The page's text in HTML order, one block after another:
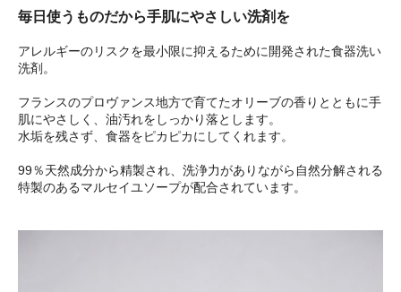
毎日使うものだから手肌にやさしい洗剤を
アレルギーのリスクを最小限に抑えるために開発された食器洗い
洗剤。
フランスのプロヴァンス地方で育てたオリーブの香りとともに手
肌にやさしく、油汚れをしっかり落とします。
水垢を残さず、食器をピカピカにしてくれます。
99％天然成分から精製され、洗浄力がありながら自然分解される
特製のあるマルセイユソープが配合されています。